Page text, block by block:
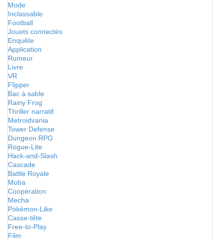
Mode
Inclassable
Football
Jouets connectés
Enquête
Application
Rumeur
Livre
VR
Flipper
Bac à sable
Rainy Frog
Thriller narratif
Metroidvania
Tower Defense
Dungeon RPG
Rogue-Lite
Hack-and-Slash
Cascade
Battle Royale
Moba
Coopération
Mecha
Pokémon-Like
Casse-tête
Free-to-Play
Film